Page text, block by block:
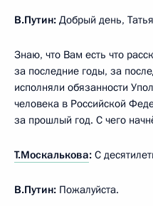
В.Путин: Добрый день,
Знаю, что Вам есть что
за последние годы, за
исполняли обязанности
человека в Российской
за прошлый год. С чего
Т.Москалькова: С
В.Путин: Пожалуйста.